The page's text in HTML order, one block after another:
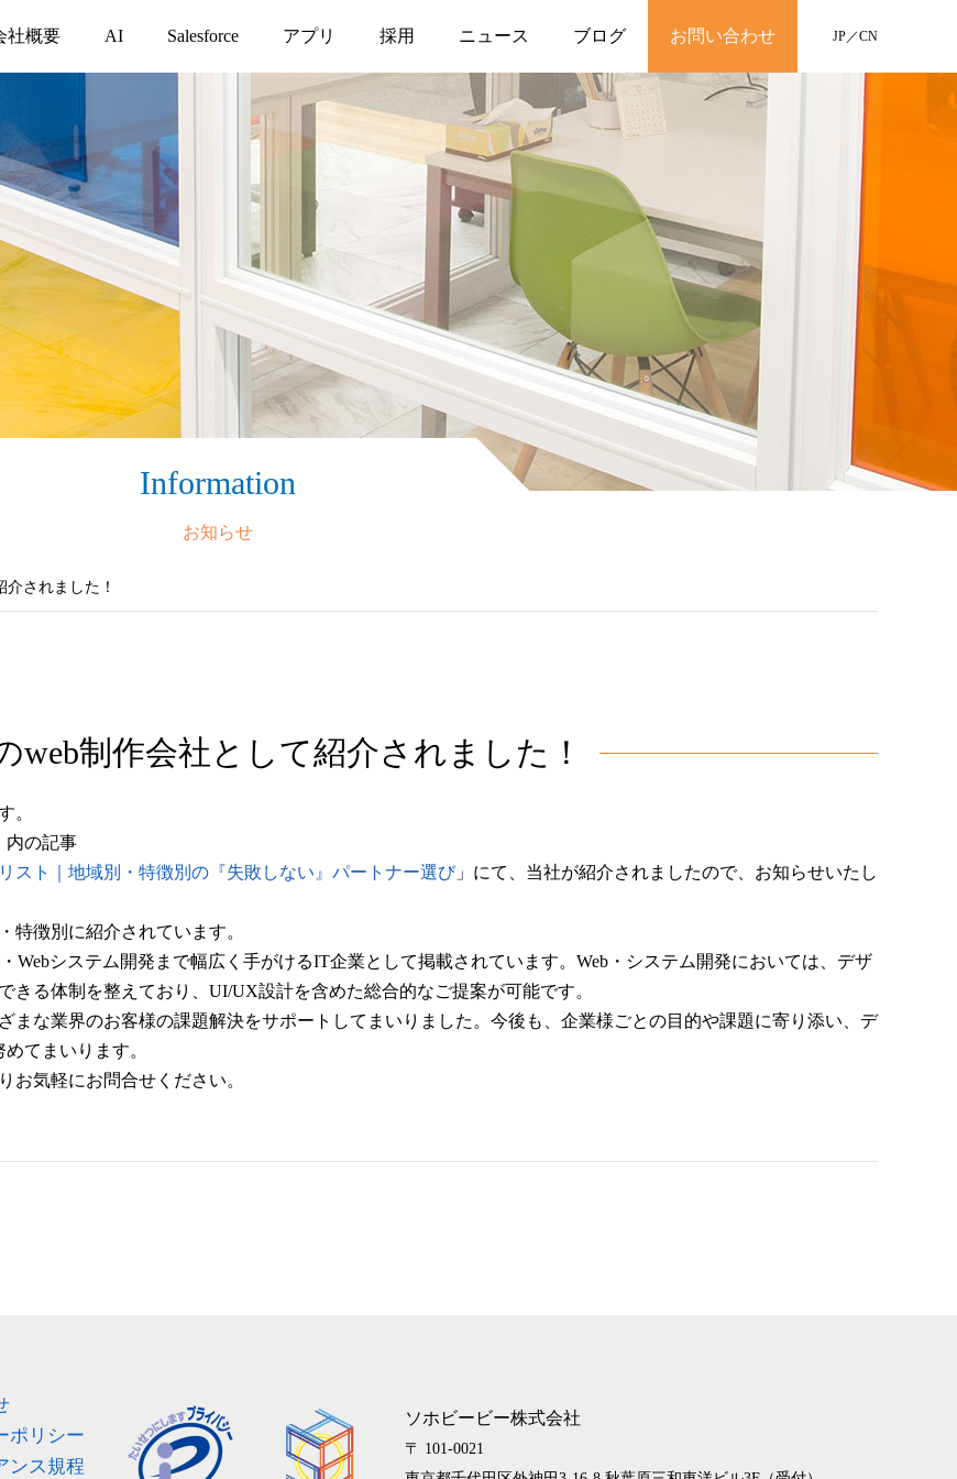
社概要 AI Salesforce アプリ 採用 ニュース ブログ お問い合わせ JP／CN
Information
お知らせ
されました！
web制作会社として紹介されました！
。
内の記事
スト｜地域別・特徴別の『失敗しない』パートナー選び」にて、当社が紹介されましたので、お知らせいたし
特徴別に紹介されています。
Webシステム開発まで幅広く手がけるIT企業として掲載されています。Web・システム開発においては、デザ
る体制を整えており、UI/UX設計を含めた総合的なご提案が可能です。
な業界のお客様の課題解決をサポートしてまいりました。 今後も、企業様ごとの目的や課題に寄り添い、デ
てまいります。
お気軽にお問合せください。
ポリシー
ンス規程
ソホビービー株式会社
〒 101-0021